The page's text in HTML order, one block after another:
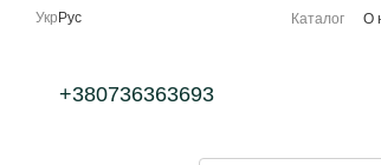
Перейти к основному контенту
Укр Рус Каталог О
+380736363693